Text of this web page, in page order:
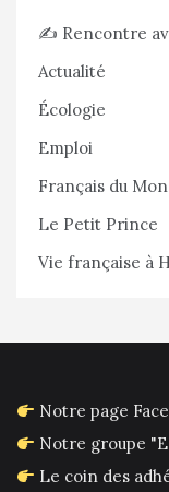
✍️ Rencontre
Actualité
Écologie
Emploi
Français du
Le Petit Prince
Vie française à
Notre page
Notre groupe
Le coin des